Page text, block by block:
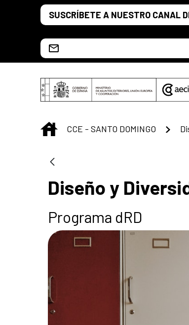
Saltar al contenido principal
SUSCRÍBETE A NUESTRO CANAL
INICIO
CCE - SANTO DOMINGO
Diseño y
Programa dRD